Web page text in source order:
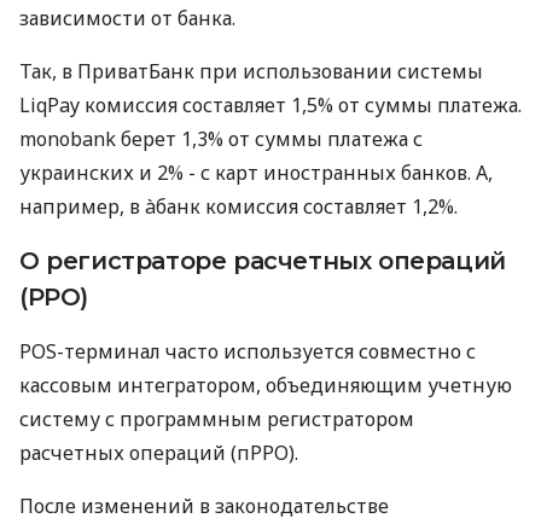
зависимости от банка.
Так, в ПриватБанк при использовании системы
LiqPay комиссия составляет 1,5% от суммы платежа.
monobank берет 1,3% от суммы платежа с
украинских и 2% - с карт иностранных банков. А,
например, в àбанк комиссия составляет 1,2%.
О регистраторе расчетных операций
(РРО)
POS-терминал часто используется совместно с
кассовым интегратором, объединяющим учетную
систему с программным регистратором
расчетных операций (пРРО).
После изменений в законодательстве